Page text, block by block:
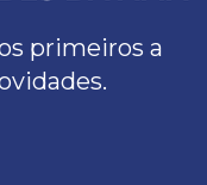
primeiros a